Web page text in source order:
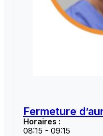
Fermeture
Horaires :
08:15 - 09:15